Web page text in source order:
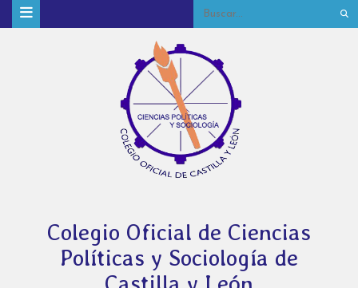
Colegio Oficial de Ciencias
Políticas y Sociología de